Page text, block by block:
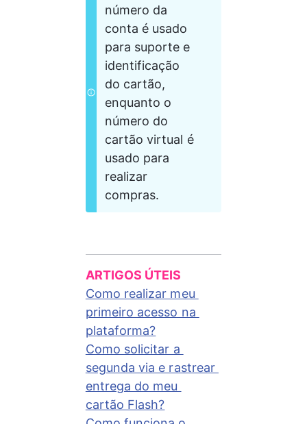
número da
conta é usado
para suporte e
identificação
do cartão,
enquanto o
número do
cartão virtual é
usado para
realizar
compras.
ARTIGOS ÚTEIS
Como realizar meu
primeiro acesso na
plataforma?
Como solicitar a
segunda via e rastrear
entrega do meu
cartão Flash?